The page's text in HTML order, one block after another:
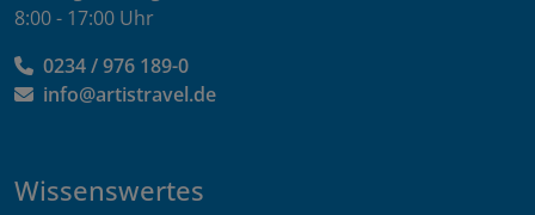
8:00 - 17:00 Uhr
0234 / 976 189-0
info@artistravel.de
Wissenswertes